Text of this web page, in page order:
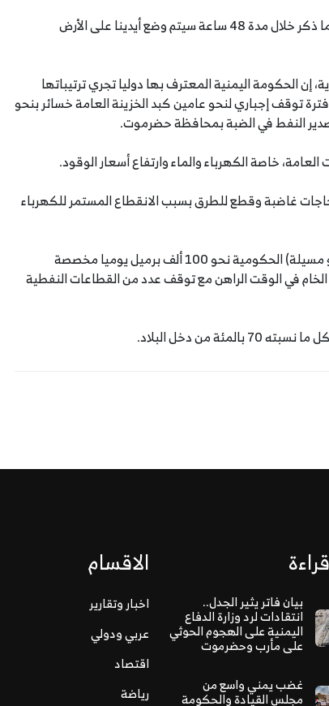
وأكد حلف قبائل حضرموت أنه "في حال عدم الاستجابة لما ذكر خلال مدة 48 ساعة سيتم وضع أيدينا على الأرض
الحكومة اليمنية المعترف بها دوليا تجري ترتيباتها
توقف إجباري لنحو عامين كبد الخزينة العامة خسائر بنحو
النفط في الضبة بمحافظة حضرموت.
خاصة الكهرباء والماء وارتفاع أسعار الوقود.
غاضبة وقطع للطرق بسبب الانقطاع المستمر للكهرباء
وتنتج حضرموت من حقل المسيلة الذي تديره شركة (بترو مسيلة) الحكومية نحو 100 ألف برميل يوميا مخصصة
الخام في الوقت الراهن مع توقف عدد من القطاعات النفطية
من دخل البلاد.
بيان فاتر يثير الجدل..
انتقادات لرد وزارة الدفاع
اليمنية على الهجوم الحوثي
على مأرب وحضرموت
غضب يمني واسع من
مجلس القيادة والحكومة
الاقسام
اخبار وتقارير
عربي ودولي
اقتصاد
رياضة